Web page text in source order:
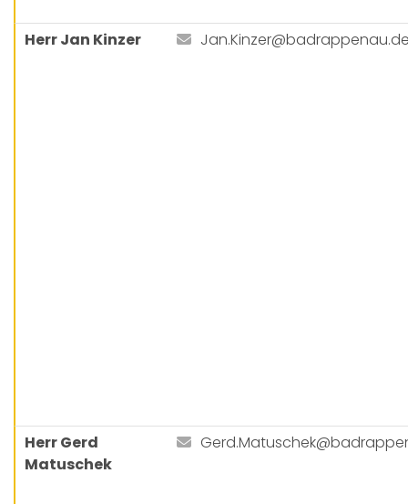
Herr Jan Kinzer
Herr Gerd
Matuschek